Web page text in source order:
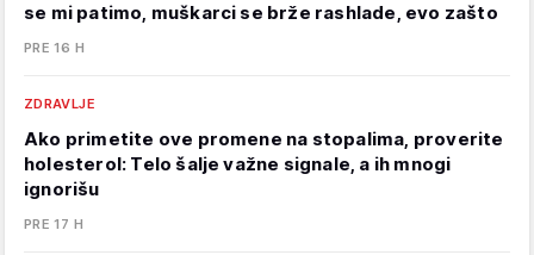
se mi patimo, muškarci se brže rashlade, evo zašto
PRE 16 H
ZDRAVLJE
Ako primetite ove promene na stopalima, proverite
holesterol: Telo šalje važne signale, a ih mnogi
ignorišu
PRE 17 H